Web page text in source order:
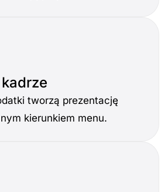
tworzą prezentację
kierunkiem menu.